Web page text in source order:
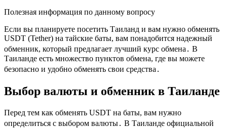
Полезная информация по данному вопросу
Если вы планируете посетить Таиланд и вам нужно обменять
USDT (Tether) на тайские баты, вам понадобится надежный
обменник, который предлагает лучший курс обмeна․ В
Таиланде есть множество пунктов обмена, где вы можете
безопасно и удобно обменять свои средства․
Выбор валюты и обменник в Таиланде
Перед тем как обменять USDT на баты, вам нужно
определиться с выбором валюты․ В Таиланде официальной